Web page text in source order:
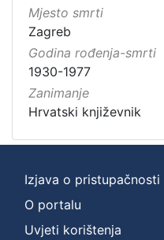
Mjesto smrti
Zagreb
Godina rođenja-smrti
1930-1977
Zanimanje
Hrvatski književnik
Izjava o pristupačnosti
O portalu
Uvjeti korištenja